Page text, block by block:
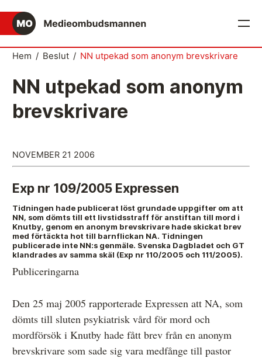
English
Det medieetiska systemet
Så här jobbar Medieombudsmannen
Publicitetsreglerna – grunden i det medieetiska
systemet
Caspar Opitz är MO
Vill du ansluta till det medieetiska systemet?
Medieetikens historia
Instruktion för Allmänhetens Medieombudsman
Anmälan och beslut
De senaste besluten
Från anmälan till beslut – så går det till
Hem / Beslut / NN utpekad som anonym brevskrivare
NN utpekad som anonym
brevskrivare
NOVEMBER 21 2006
Exp nr 109/2005 Expressen
Tidningen hade publicerat löst grundade uppgifter om att
NN, som dömts till ett livstidsstraff för anstiftan till mord i
Knutby, genom en anonym brevskrivare hade skickat brev
med förtäckta hot till barnflickan NA. Tidningen
publicerade inte NN:s genmäle. Svenska Dagbladet och GT
klandrades av samma skäl (Exp nr 110/2005 och 111/2005).
Publiceringarna
Den 25 maj 2005 rapporterade Expressen att NA, som
dömts till sluten psykiatrisk vård för mord och
mordförsök i Knutby hade fått brev från en anonym
brevskrivare som sade sig vara medfånge till pastor